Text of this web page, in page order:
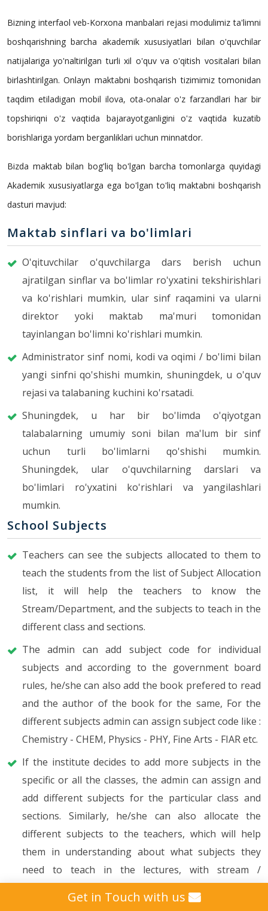
Bizning interfaol veb-Korxona manbalari rejasi modulimiz ta'limni
boshqarishning barcha akademik xususiyatlari bilan o'quvchilar
natijalariga yo'naltirilgan turli xil o'quv va o'qitish vositalari bilan
birlashtirilgan. Onlayn maktabni boshqarish tizimimiz tomonidan
taqdim etiladigan mobil ilova, ota-onalar o'z farzandlari har bir
topshiriqni o'z vaqtida bajarayotganligini o'z vaqtida kuzatib
borishlariga yordam berganliklari uchun minnatdor.
Bizda maktab bilan bog'liq bo'lgan barcha tomonlarga quyidagi
Akademik xususiyatlarga ega bo'lgan to'liq maktabni boshqarish
dasturi mavjud:
Maktab sinflari va bo'limlari
O'qituvchilar o'quvchilarga dars berish uchun
ajratilgan sinflar va bo'limlar ro'yxatini tekshirishlari
va ko'rishlari mumkin, ular sinf raqamini va ularni
direktor yoki maktab ma'muri tomonidan
tayinlangan bo'limni ko'rishlari mumkin.
Administrator sinf nomi, kodi va oqimi / bo'limi bilan
yangi sinfni qo'shishi mumkin, shuningdek, u o'quv
rejasi va talabaning kuchini ko'rsatadi.
Shuningdek, u har bir bo'limda o'qiyotgan
talabalarning umumiy soni bilan ma'lum bir sinf
uchun turli bo'limlarni qo'shishi mumkin.
Shuningdek, ular o'quvchilarning darslari va
bo'limlari ro'yxatini ko'rishlari va yangilashlari
mumkin.
School Subjects
Teachers can see the subjects allocated to them to
teach the students from the list of Subject Allocation
list, it will help the teachers to know the
Stream/Department, and the subjects to teach in the
different class and sections.
The admin can add subject code for individual
subjects and according to the government board
rules, he/she can also add the book prefered to read
and the author of the book for the same, For the
different subjects admin can assign subject code like :
Chemistry - CHEM, Physics - PHY, Fine Arts - FIAR etc.
If the institute decides to add more subjects in the
specific or all the classes, the admin can assign and
add different subjects for the particular class and
sections. Similarly, he/she can also allocate the
different subjects to the teachers, which will help
them in understanding about what subjects they
need to teach in the lectures, with stream /
Maktab o'quv rejasi va darslarni
Get in Touch with us